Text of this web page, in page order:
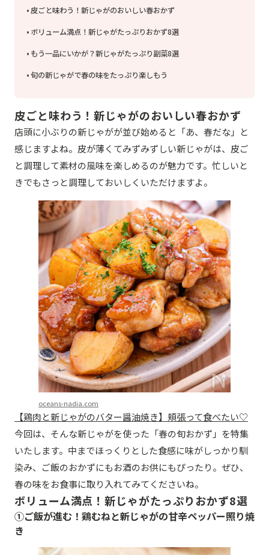
皮ごと味わう！新じゃがのおいしい春おかず
ボリューム満点！新じゃがたっぷりおかず8選
もう一品にいかが？新じゃがたっぷり副菜8選
旬の新じゃがで春の味をたっぷり楽しもう
皮ごと味わう！新じゃがのおいしい春おかず
店頭に小ぶりの新じゃがが並び始めると「あ、春だな」と
感じますよね。皮が薄くてみずみずしい新じゃがは、皮ご
と調理して素材の風味を楽しめるのが魅力です。忙しいと
きでもさっと調理しておいしくいただけますよ。
oceans-nadia.com
【鶏肉と新じゃがのバター醤油焼き】頬張って食べたい♡
今回は、そんな新じゃがを使った「春の旬おかず」を特集
いたします。中までほっくりとした食感に味がしっかり馴
染み、ご飯のおかずにもお酒のお供にもぴったり。ぜひ、
春の味をお食事に取り入れてみてくださいね。
ボリューム満点！新じゃがたっぷりおかず8選
①ご飯が進む！鶏むねと新じゃがの甘辛ペッパー照り焼
き